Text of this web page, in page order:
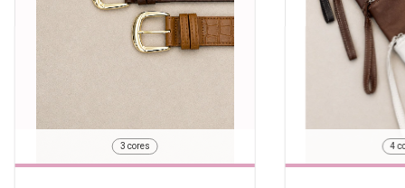
3 cores 4